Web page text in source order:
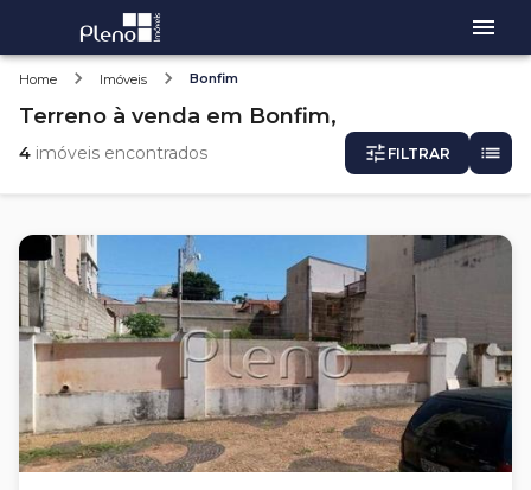
Home Imóveis Bonfim
Terreno à venda em Bonfim,
4 imóveis encontrados FILTRAR